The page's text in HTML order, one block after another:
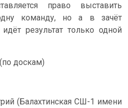
право выставить
команду, но а в зачёт
результат только одной
доскам)
(Балахтинская СШ-1 имени